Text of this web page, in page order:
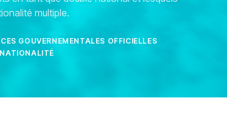
multiple.
GOUVERNEMENTALES OFFICIELLES